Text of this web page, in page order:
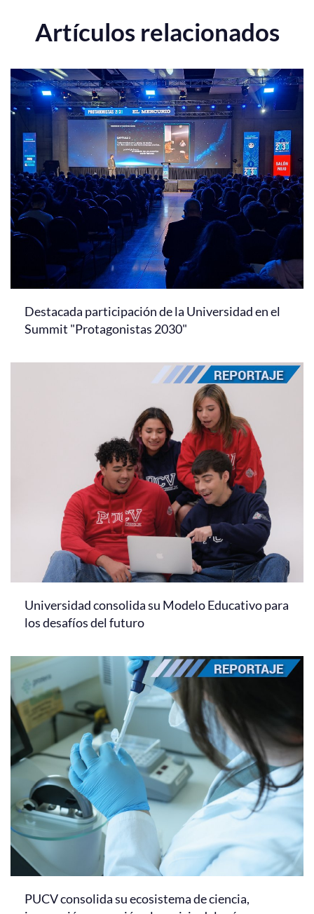
Artículos relacionados
Destacada participación de la Universidad en el
Summit "Protagonistas 2030"
Universidad consolida su Modelo Educativo para
los desafíos del futuro
PUCV consolida su ecosistema de ciencia,